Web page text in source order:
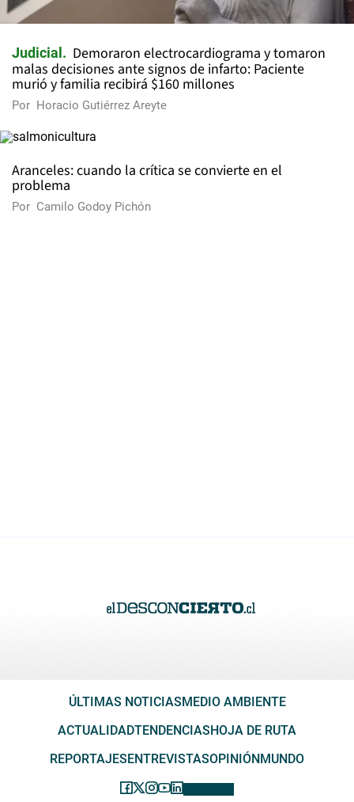
Judicial
Demoraron electrocardiograma y tomaron
malas decisiones ante signos de infarto: Paciente
murió y familia recibirá $160 millones
Por Horacio Gutiérrez Areyte
Aranceles: cuando la crítica se convierte en el
problema
Por Camilo Godoy Pichón
ÚLTIMAS NOTICIASMEDIO AMBIENTE
ACTUALIDADTENDENCIASHOJA DE RUTA
REPORTAJESENTREVISTASOPINIÓNMUNDO